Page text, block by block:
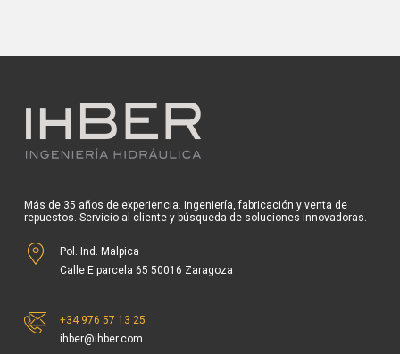
Más de 35 años de experiencia. Ingeniería, fabricación y venta de
repuestos. Servicio al cliente y búsqueda de soluciones innovadoras.
Pol. Ind. Malpica
Calle E parcela 65 50016 Zaragoza
+34 976 57 13 25
ihber@ihber.com